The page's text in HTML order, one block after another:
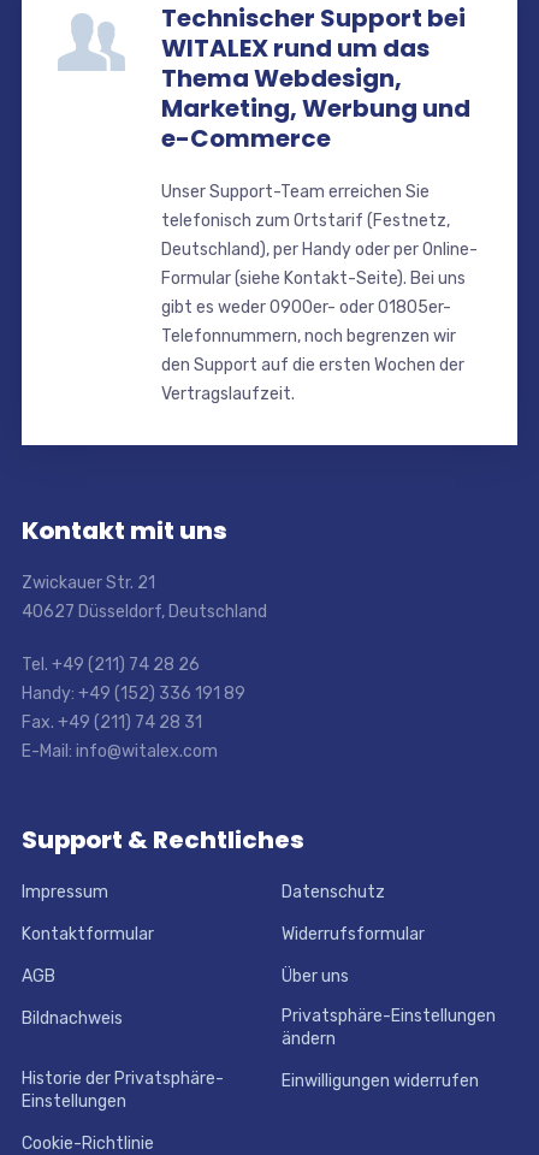
Technischer Support bei
WITALEX rund um das
Thema Webdesign,
Marketing, Werbung und
e-Commerce
Unser Support-Team erreichen Sie
telefonisch zum Ortstarif (Festnetz,
Deutschland), per Handy oder per Online-
Formular (siehe Kontakt-Seite). Bei uns
gibt es weder 0900er- oder 01805er-
Telefonnummern, noch begrenzen wir
den Support auf die ersten Wochen der
Vertragslaufzeit.
Kontakt mit uns
Zwickauer Str. 21
40627 Düsseldorf, Deutschland
Tel. +49 (211) 74 28 26
Handy: +49 (152) 336 191 89
Fax. +49 (211) 74 28 31
E-Mail: info@witalex.com
Support & Rechtliches
Impressum Datenschutz
Kontaktformular Widerrufsformular
AGB Über uns
Bildnachweis
Privatsphäre-Einstellungen
ändern
Historie der Privatsphäre-
Einstellungen
Einwilligungen widerrufen
Cookie-Richtlinie